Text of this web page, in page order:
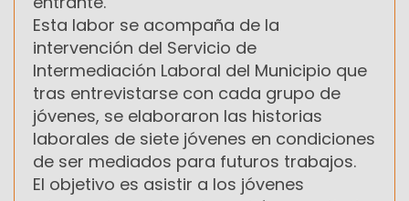
Esta labor se acompaña de la
intervención del Servicio de
Intermediación Laboral del Municipio que
tras entrevistarse con cada grupo de
jóvenes, se elaboraron las historias
laborales de siete jóvenes en condiciones
de ser mediados para futuros trabajos.
El objetivo es asistir a los jóvenes